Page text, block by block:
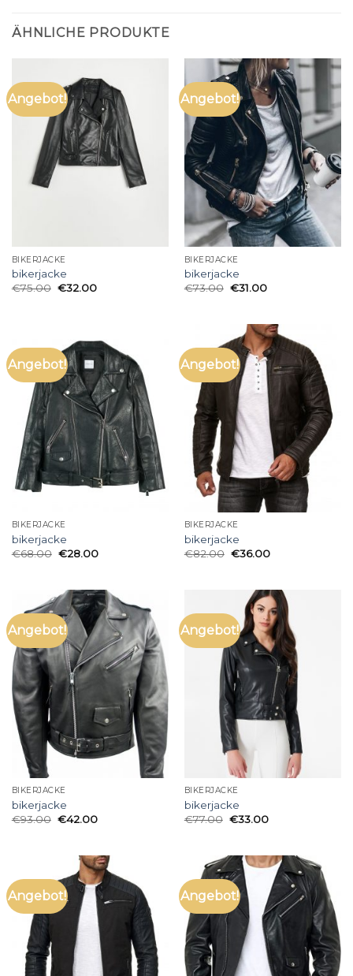
ÄHNLICHE PRODUKTE
Angebot!
BIKERJACKE
bikerjacke
€75.00 €32.00
Angebot!
BIKERJACKE
bikerjacke
€73.00 €31.00
Angebot!
BIKERJACKE
bikerjacke
€68.00 €28.00
Angebot!
BIKERJACKE
bikerjacke
€82.00 €36.00
Angebot!
BIKERJACKE
bikerjacke
€93.00 €42.00
Angebot!
BIKERJACKE
bikerjacke
€77.00 €33.00
Angebot! Angebot!